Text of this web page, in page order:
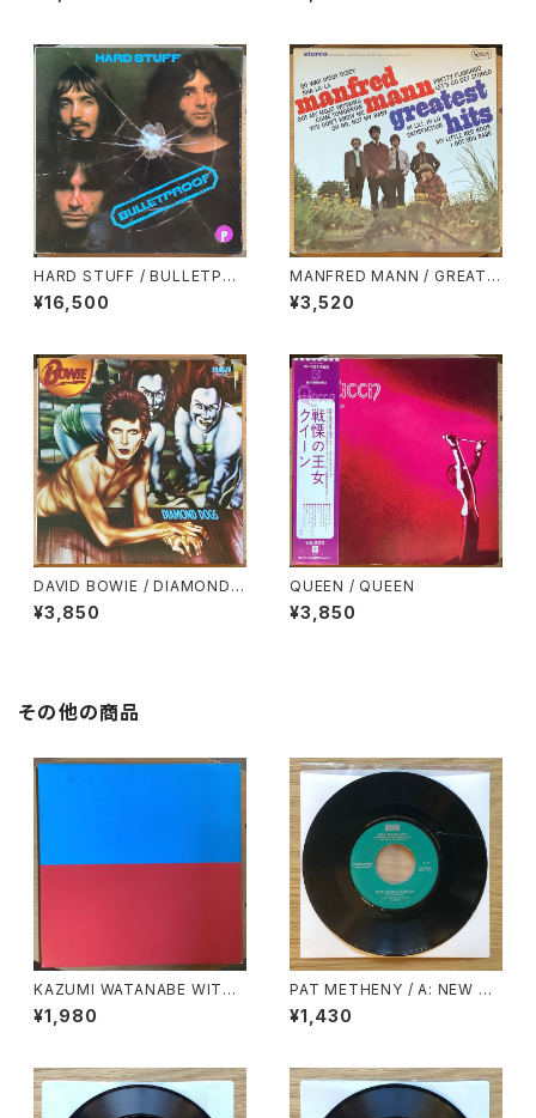
HARD STUFF / BULLETPRO
OF
¥16,500
MANFRED MANN / GREATE
ST HITS
¥3,520
DAVID BOWIE / DIAMOND
DOGS
¥3,850
QUEEN / QUEEN
¥3,850
その他の商品
KAZUMI WATANABE WITH
LYUICHI SAKAMOTO / KYL
YN
¥1,980
PAT METHENY / A: NEW CH
AUTAUQUA / B: SUENO CO
N MEXICO
¥1,430